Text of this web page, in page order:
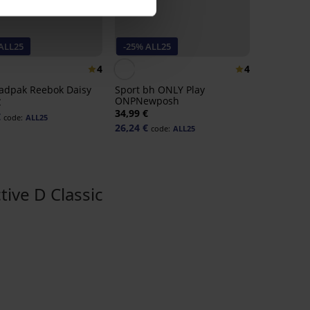
4
Reebok Daisy
code: ALL25
-25% ALL25
4
Sport bh ONLY Play
ONPNewposh
34,99 €
26,24 € code: ALL25
D Classic